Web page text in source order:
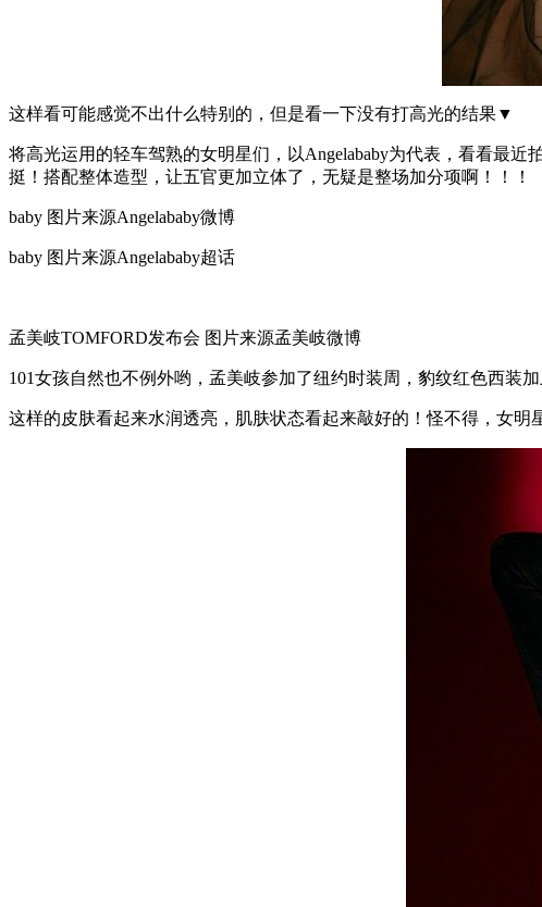
这样看可能感觉不出什么特别的，但是看一下没有打高光的结果▼
将高光运用的轻车驾熟的女明星们，以Angelababy为代表，看看最
挺！搭配整体造型，让五官更加立体了，无疑是整场加分项啊！！！
baby 图片来源Angelababy微博
baby 图片来源Angelababy超话
孟美岐TOMFORD发布会 图片来源孟美岐微博
101女孩自然也不例外哟，孟美岐参加了纽约时装周，豹纹红色西装
这样的皮肤看起来水润透亮，肌肤状态看起来敲好的！怪不得，女明